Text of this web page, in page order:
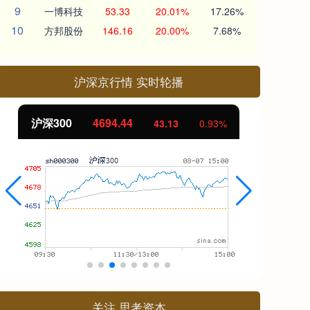
9 一博科技 53.33 20.01% 17.26%
10 方邦股份 146.16 20.00% 7.68%
沪深京行情 实时轮播
沪深300 4694.44 43.13 0.93%